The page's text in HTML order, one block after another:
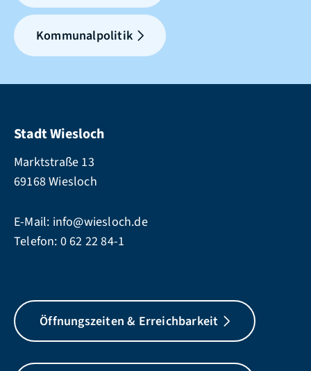
Kommunalpolitik
Stadt Wiesloch
Marktstraße 13
69168 Wiesloch
E-Mail: info@wiesloch.de
Telefon: 0 62 22 84-1
Öffnungszeiten & Erreichbarkeit